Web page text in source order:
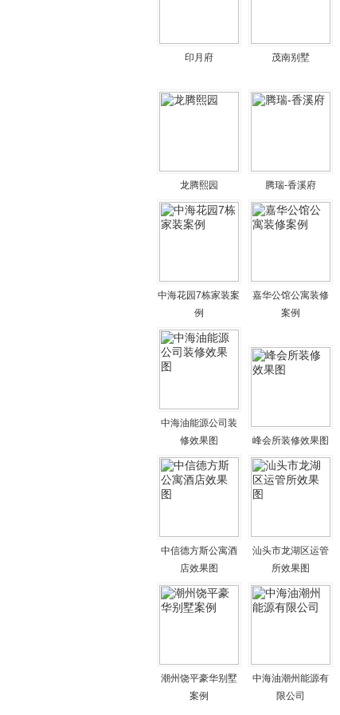
印月府 茂南别墅
龙腾熙园 腾瑞-香溪府
中海花园7栋家装案
例
嘉华公馆公寓装修
案例
中海油能源公司装
修效果图
峰会所装修效果图
中信德方斯公寓酒
店效果图
汕头市龙湖区运管
所效果图
潮州饶平豪华别墅
案例
中海油潮州能源有
限公司